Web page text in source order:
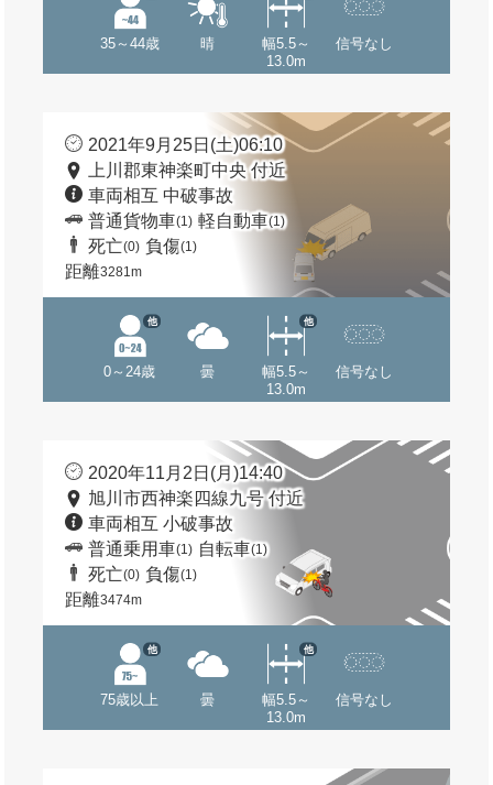
35～44歳 晴
幅5.5～
13.0m
信号なし
2021年9月25日(土)06:10
上川郡東神楽町中央 付近
車両相互 中破事故
普通貨物車(1) 軽自動車(1)
死亡(0) 負傷(1)
距離3281m
0～24歳
他
曇
幅5.5～
13.0m
他
信号なし
2020年11月2日(月)14:40
旭川市西神楽四線九号 付近
車両相互 小破事故
普通乗用車(1) 自転車(1)
死亡(0) 負傷(1)
距離3474m
75歳以上
他
曇
幅5.5～
13.0m
他
信号なし